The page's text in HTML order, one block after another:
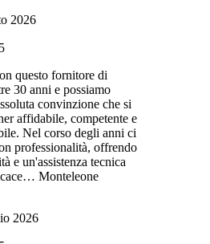
2026
questo fornitore di
30 anni e possiamo
convinzione che si
affidabile, competente e
Nel corso degli anni ci
professionalità, offrendo
e un'assistenza tecnica
Monteleone
2026